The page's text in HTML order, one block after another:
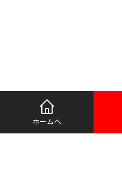
ホームへ